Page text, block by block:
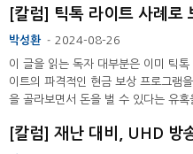
[칼럼] 틱톡 라이트 사례로
박성환 - 2024-08-26
이 글을 읽는 독자 대부분은 이미 틱
이트의 파격적인 현금 보상 프로그램
을 골라보면서 돈을 벌 수 있다는 유
[칼럼] 재난 대비, UHD 방